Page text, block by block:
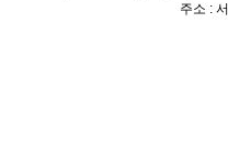
주소 :